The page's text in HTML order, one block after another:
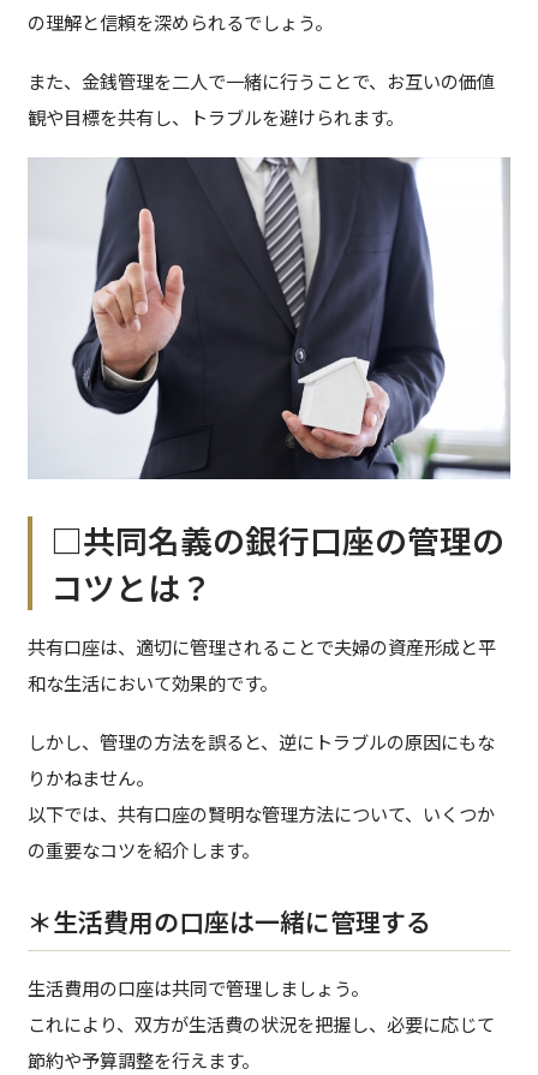
の理解と信頼を深められるでしょう。
また、金銭管理を二人で一緒に行うことで、お互いの価値
観や目標を共有し、トラブルを避けられます。
□共同名義の銀行口座の管理の
コツとは？
共有口座は、適切に管理されることで夫婦の資産形成と平
和な生活において効果的です。
しかし、管理の方法を誤ると、逆にトラブルの原因にもな
りかねません。
以下では、共有口座の賢明な管理方法について、いくつか
の重要なコツを紹介します。
＊生活費用の口座は一緒に管理する
生活費用の口座は共同で管理しましょう。
これにより、双方が生活費の状況を把握し、必要に応じて
節約や予算調整を行えます。